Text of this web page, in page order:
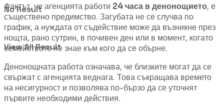
No Result
View All Result
Фактът, че агенцията работи 24 часа в денонощието, е
съществено предимство. Загубата не се случва по
график, а нуждата от съдействие може да възникне през
нощта, рано сутрин, в почивен ден или в момент, когато
семейството не знае към кого да се обърне.
Денонощната работа означава, че близките могат да се
свържат с агенцията веднага. Това съкращава времето
на несигурност и позволява по-бързо да се уточнят
първите необходими действия.